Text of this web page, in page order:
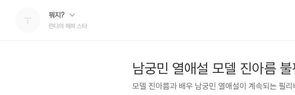
뭐지?
란다의 해피 스타
남궁민 열애설 모델 진아름
모델 진아름과 배우 남궁민 열애설이 계속되는 필